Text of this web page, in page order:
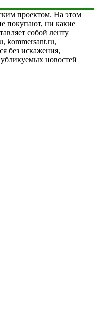
проектом. На этом
покупают, ни какие
собой ленту
kommersant.ru,
без искажения,
новостей